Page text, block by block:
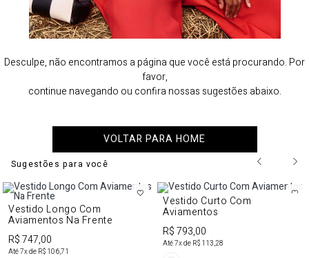
Desculpe, não encontramos a página que você está procurando. Por
favor,
continue navegando ou confira nossas sugestões abaixo.
VOLTAR PARA HOME
Sugestões para você
Vestido Longo Com
Aviamentos Na Frente
R$ 747,00
Até7x de R$ 106,71
Vestido Curto Com
Aviamentos
R$ 793,00
Até7x de R$ 113,28